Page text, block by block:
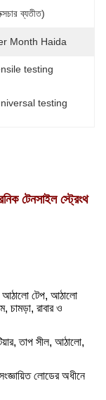
ব্যতীত)
Month Haida
testing
testing
টেনসাইল স্ট্রেংথ
আঠালো টেপ, আঠালো
চামড়া, রাবার ও
তাপ সীল, আঠালো,
লোডের অধীনে